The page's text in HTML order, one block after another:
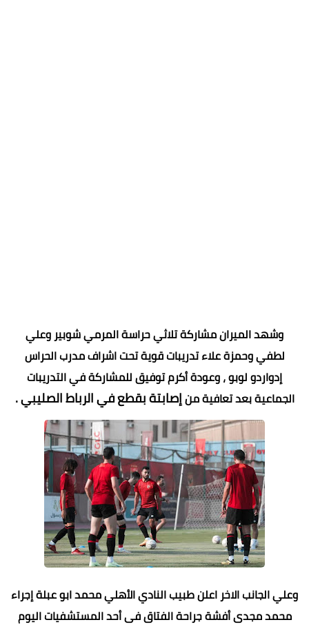
وشهد الميران مشاركة تلاثي حراسة المرمي شوبير وعلي
لطفي وحمزة علاء تدريبات قوية تحت اشراف مدرب الحراس
إدواردو لوبو ، وعودة أكرم توفيق للمشاركة في التدريبات
الجماعية بعد تعافية منإصابتة بقطع في الرباط الصليبي .
وعلي الجانب الاخر اعلن طبيب النادي الأهلي محمد ابو عبلة إجراء
محمد مجدى أفشة جراحة الفتاق فى أحد المستشفيات اليوم